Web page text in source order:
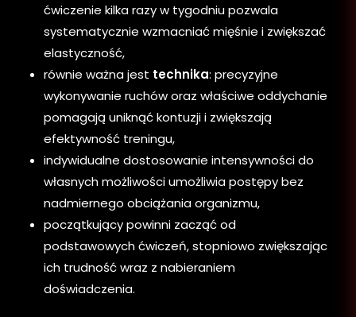
ćwiczenie kilka razy w tygodniu pozwala
systematycznie wzmacniać mięśnie i zwiększać
elastyczność,
równie ważna jest technika: precyzyjne
wykonywanie ruchów oraz właściwe oddychanie
pomagają uniknąć kontuzji i zwiększają
efektywność treningu,
indywidualne dostosowanie intensywności do
własnych możliwości umożliwia postępy bez
nadmiernego obciążania organizmu,
początkujący powinni zacząć od
podstawowych ćwiczeń, stopniowo zwiększając
ich trudność wraz z nabieraniem
doświadczenia.